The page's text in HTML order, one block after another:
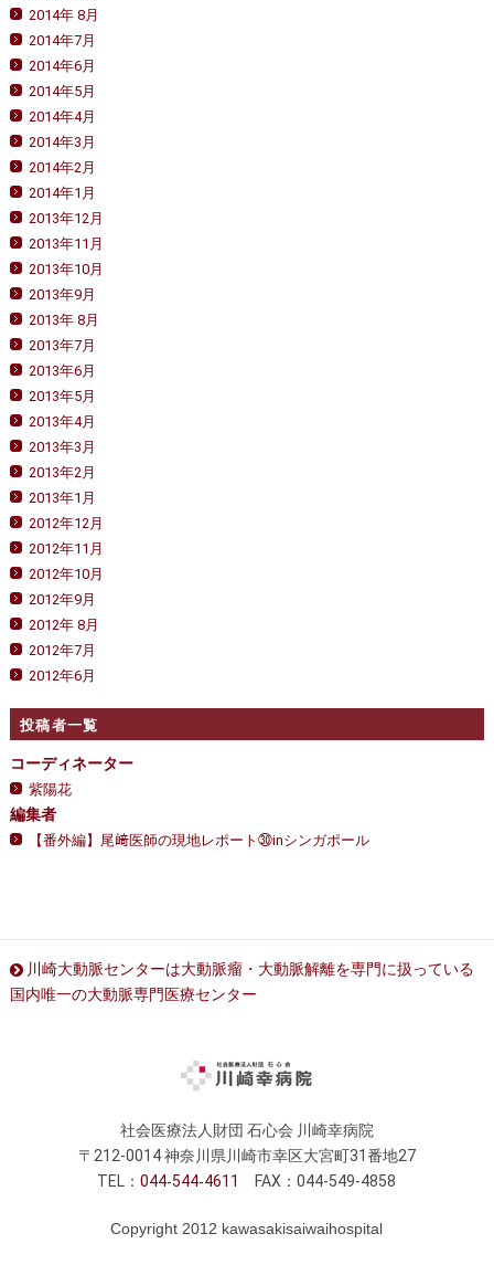
2014年 8月
2014年7月
2014年6月
2014年5月
2014年4月
2014年3月
2014年2月
2014年1月
2013年12月
2013年11月
2013年10月
2013年9月
2013年 8月
2013年7月
2013年6月
2013年5月
2013年4月
2013年3月
2013年2月
2013年1月
2012年12月
2012年11月
2012年10月
2012年9月
2012年 8月
2012年7月
2012年6月
投稿者一覧
コーディネーター
紫陽花
編集者
【番外編】尾﨑医師の現地レポート㉚inシンガポール
川崎大動脈センターは大動脈瘤・大動脈解離を専門に扱っている
国内唯一の大動脈専門医療センター
社会医療法人財団 石心会 川崎幸病院
〒212-0014 神奈川県川崎市幸区大宮町31番地27
TEL：044 544 4611 FAX：044-549-4858
Copyright 2012 kawasakisaiwaihospital